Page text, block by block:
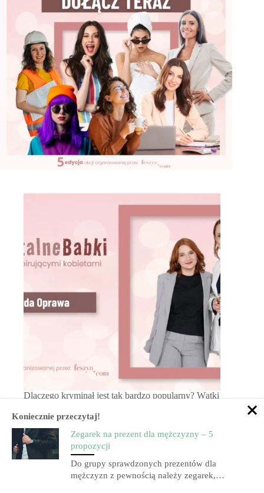
Dlaczego kryminał jest tak bardzo popularny? Wątki
Koniecznie przeczytaj!
Zegarek na prezent dla mężczyzny – 5
propozycji
Do grupy sprawdzonych prezentów dla
mężczyzn z pewnością należy zegarek,…